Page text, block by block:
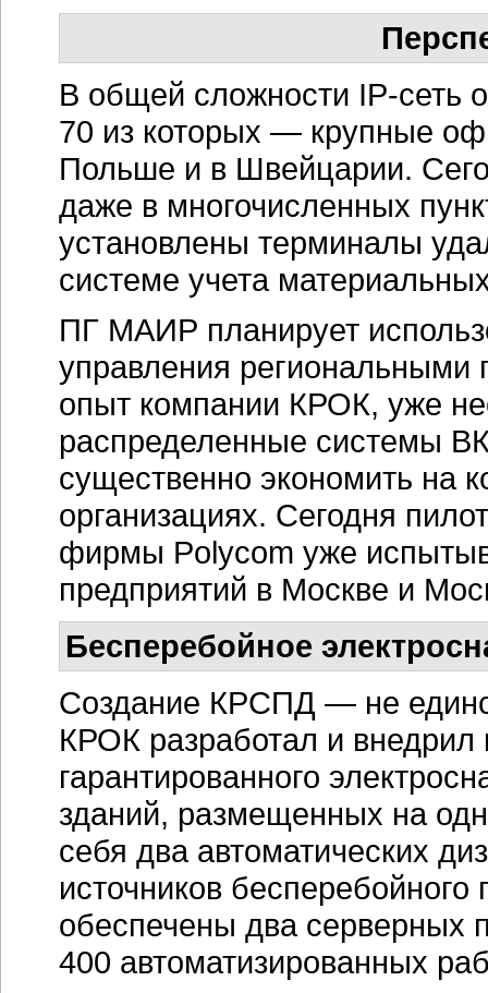
В общей сложности IP-сеть
70 из которых — крупные
Польше и в Швейцарии.
даже в многочисленных
установлены терминалы
системе учета
ПГ МАИР планирует
управления региональными
опыт компании КРОК, уже
распределенные системы
существенно экономить на
организациях. Сегодня
фирмы Polycom уже
предприятий в Москве и
Бесперебойное
Создание КРСПД — не
КРОК разработал и внедрил
гарантированного
зданий, размещенных на
себя два автоматических
источников
обеспечены два серверных
400 автоматизированных